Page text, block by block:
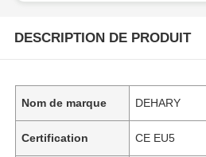
DESCRIPTION DE PRODUIT
Nom de marque DEHARY
Certification CE EU5